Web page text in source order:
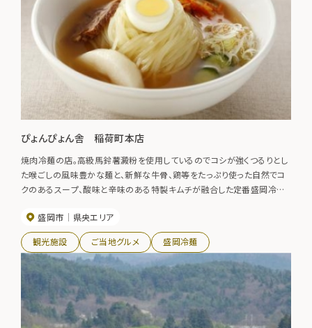
ぴょんぴょん舎 稲荷町本店
焼肉冷麺の店。高級馬鈴薯澱粉を使用しているのでコシが強くつるりとし
た喉ごしの風味豊かな麺と、新鮮な牛骨、鶏等をたっぷり使った自然でコ
クのあるスープ、酸味と辛味のある特製キムチが融合した定番盛岡冷麺
ビビンバも人気。●盛岡駅前店 TEL019-606-1067●都南店
TEL019-639-7666●オンマーキッチンイオン盛岡店 TEL019-605-
2761●冷麺工房（冷麺の手づくり体験） TEL019-691-7611
盛岡市 県央エリア
観光施設 ご当地グルメ 盛岡冷麺